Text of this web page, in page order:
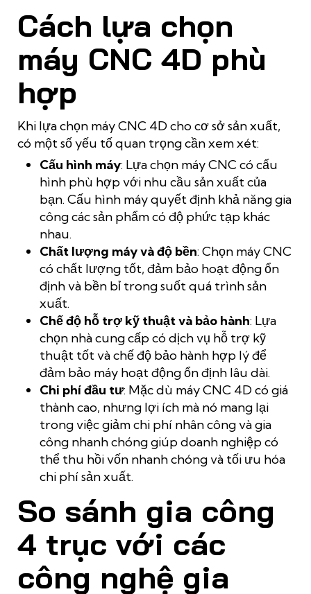
Cách lựa chọn
máy CNC 4D phù
hợp
Khi lựa chọn máy CNC 4D cho cơ sở sản xuất,
có một số yếu tố quan trọng cần xem xét:
Cấu hình máy: Lựa chọn máy CNC có cấu
hình phù hợp với nhu cầu sản xuất của
bạn. Cấu hình máy quyết định khả năng gia
công các sản phẩm có độ phức tạp khác
nhau.
Chất lượng máy và độ bền: Chọn máy CNC
có chất lượng tốt, đảm bảo hoạt động ổn
định và bền bỉ trong suốt quá trình sản
xuất.
Chế độ hỗ trợ kỹ thuật và bảo hành: Lựa
chọn nhà cung cấp có dịch vụ hỗ trợ kỹ
thuật tốt và chế độ bảo hành hợp lý để
đảm bảo máy hoạt động ổn định lâu dài.
Chi phí đầu tư: Mặc dù máy CNC 4D có giá
thành cao, nhưng lợi ích mà nó mang lại
trong việc giảm chi phí nhân công và gia
công nhanh chóng giúp doanh nghiệp có
thể thu hồi vốn nhanh chóng và tối ưu hóa
chi phí sản xuất.
So sánh gia công
4 trục với các
công nghệ gia